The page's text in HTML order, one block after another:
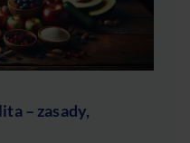
– zasady,